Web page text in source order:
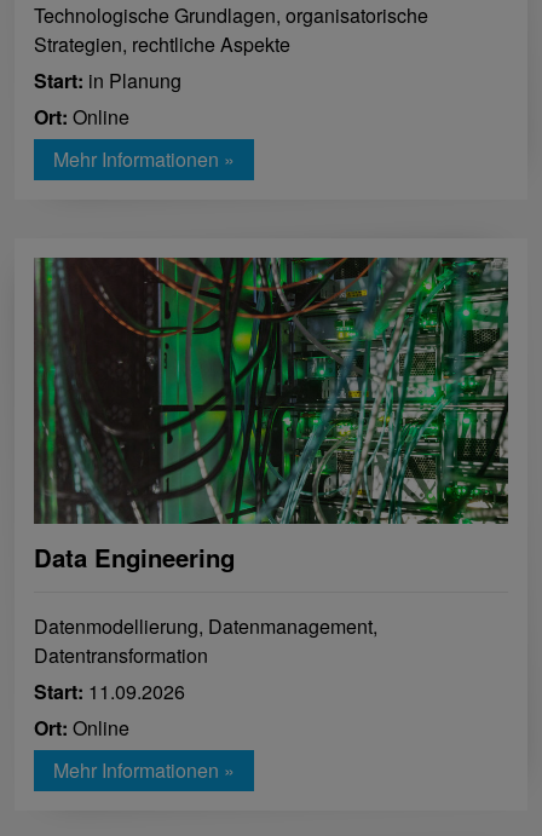
Technologische Grundlagen, organisatorische
Strategien, rechtliche Aspekte
Start: in Planung
Ort: Online
Mehr Informationen »
Data Engineering
Datenmodellierung, Datenmanagement,
Datentransformation
Start: 11.09.2026
Ort: Online
Mehr Informationen »